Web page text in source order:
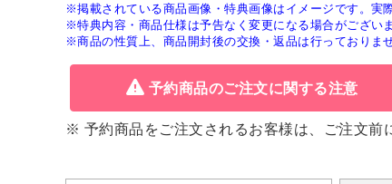
※掲載されている商品画像・特典画像はイメージです。実
※特典内容・商品仕様は予告なく変更になる場合がございま
※商品の性質上、商品開封後の交換・返品は行っておりま
予約商品のご注文に関する注意
※ 予約商品をご注文されるお客様は、ご注文前